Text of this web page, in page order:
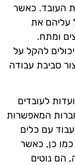
העובד. כאשר
עליהם את
ומתח.
להקל על
סביבת עבודה
לעובדים
חברות המאפשרות
עם כלים
כן, כאשר
הם נוטים